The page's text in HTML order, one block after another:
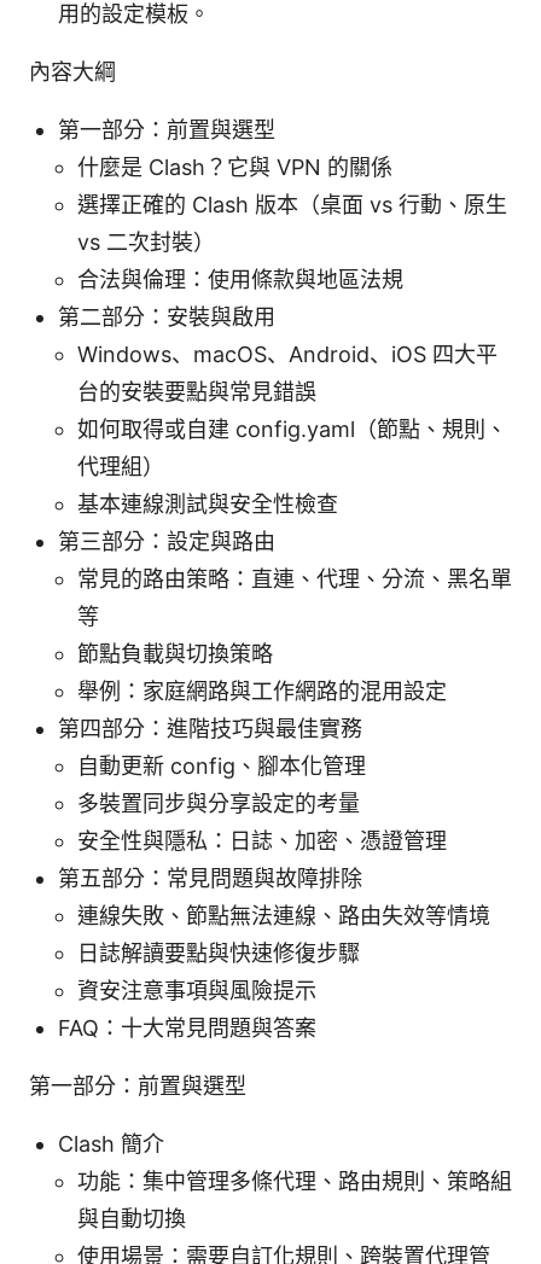
用的設定模板。
內容大綱
第一部分：前置與選型
什麼是 Clash？它與 VPN 的關係
選擇正確的 Clash 版本（桌面 vs 行動、原生
vs 二次封裝）
合法與倫理：使用條款與地區法規
第二部分：安裝與啟用
Windows、macOS、Android、iOS 四大平
台的安裝要點與常見錯誤
如何取得或自建 config.yaml（節點、規則、
代理組）
基本連線測試與安全性檢查
第三部分：設定與路由
常見的路由策略：直連、代理、分流、黑名單
等
節點負載與切換策略
舉例：家庭網路與工作網路的混用設定
第四部分：進階技巧與最佳實務
自動更新 config、腳本化管理
多裝置同步與分享設定的考量
安全性與隱私：日誌、加密、憑證管理
第五部分：常見問題與故障排除
連線失敗、節點無法連線、路由失效等情境
日誌解讀要點與快速修復步驟
資安注意事項與風險提示
FAQ：十大常見問題與答案
第一部分：前置與選型
Clash 簡介
功能：集中管理多條代理、路由規則、策略組
與自動切換
使用場景：需要自訂化規則、跨裝置代理管